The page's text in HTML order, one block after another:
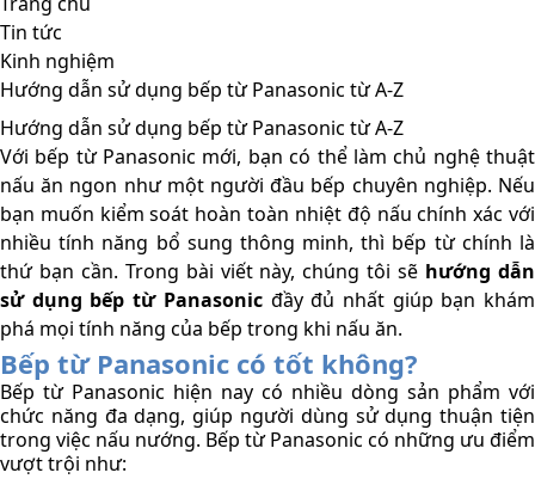
Tin tức
Kinh nghiệm
Hướng dẫn sử dụng bếp từ Panasonic từ A-Z
Hướng dẫn sử dụng bếp từ Panasonic từ A-Z
Với bếp từ Panasonic mới, bạn có thể làm chủ nghệ thuật
nấu ăn ngon như một người đầu bếp chuyên nghiệp. Nếu
bạn muốn kiểm soát hoàn toàn nhiệt độ nấu chính xác với
nhiều tính năng bổ sung thông minh, thì bếp từ chính là
thứ bạn cần. Trong bài viết này, chúng tôi sẽ hướng dẫn
sử dụng bếp từ Panasonic đầy đủ nhất giúp bạn khám
phá mọi tính năng của bếp trong khi nấu ăn.
Bếp từ Panasonic có tốt không?
Bếp từ Panasonic hiện nay có nhiều dòng sản phẩm với
chức năng đa dạng, giúp người dùng sử dụng thuận tiện
trong việc nấu nướng. Bếp từ Panasonic có những ưu điểm
vượt trội như: